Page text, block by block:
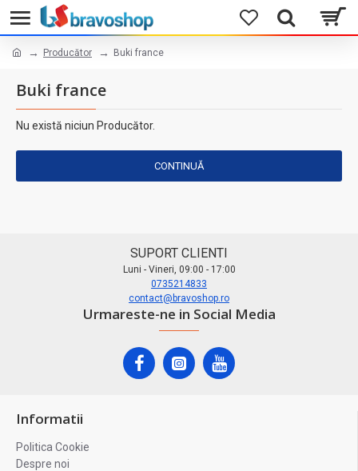
Producător Buki france
Buki france
Nu există niciun Producător.
CONTINUĂ
SUPORT CLIENTI
Luni - Vineri, 09:00 - 17:00
0735214833
contact@bravoshop.ro
Urmareste-ne in Social Media
Informatii
Politica Cookie
Despre noi